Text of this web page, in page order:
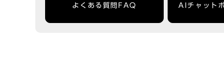
よくある質問FAQ AIチャット